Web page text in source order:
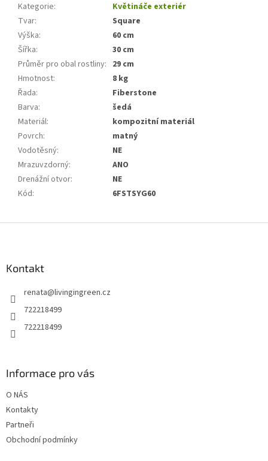
Kategorie:
Květináče exteriér
Tvar:
Square
Výška:
60 cm
Šířka:
30 cm
Průměr pro obal rostliny: 29 cm
Hmotnost:
8 kg
Řada:
Fiberstone
Barva:
šedá
Materiál:
kompozitní materiál
Povrch:
matný
Vodotěsný:
NE
Mrazuvzdorný:
ANO
Drenážní otvor:
NE
Kód: 6FSTSYG60
Kontakt
renata@livingingreen.cz
722218499
722218499
Informace pro vás
O NÁS
Kontakty
Partneři
Obchodní podmínky